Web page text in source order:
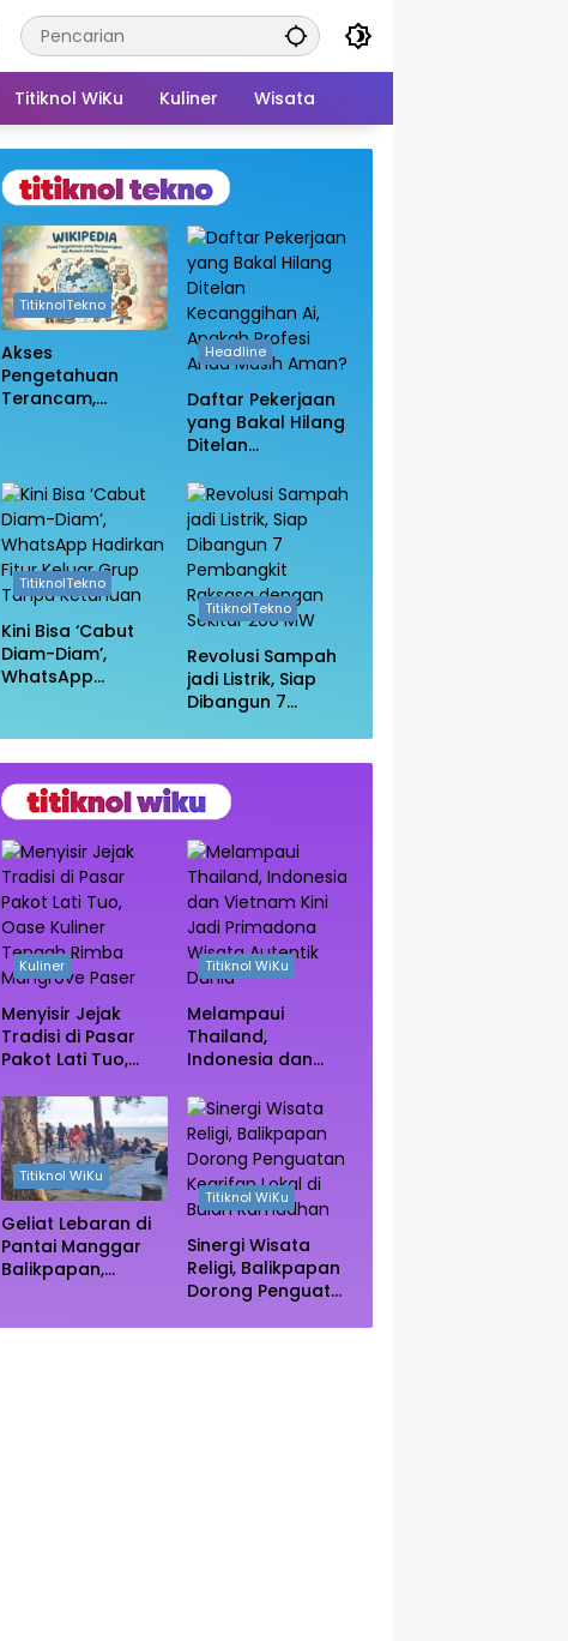
Titiknol WiKu Kuliner Wisata
TitiknolTekno
Akses
Pengetahuan
Terancam,
Headline
Daftar Pekerjaan
yang Bakal Hilang
Ditelan
Apakah Profesi
Anda Masih
Aman?
TitiknolTekno
Kini Bisa ‘Cabut
Diam-Diam’,
WhatsApp
Tanpa Ketahuan
TitiknolTekno
Revolusi Sampah
jadi Listrik, Siap
Dibangun 7
Sekitar 200 MW
Kuliner
Menyisir Jejak
Tradisi di Pasar
Pakot Lati Tuo,
Tengah Rimba
Mangrove Paser
Titiknol WiKu
Melampaui
Thailand,
Indonesia dan
Primadona Wisata
Autentik Dunia
Titiknol WiKu
Geliat Lebaran di
Pantai Manggar
Balikpapan,
Titiknol WiKu
Sinergi Wisata
Religi, Balikpapan
Dorong Penguatan